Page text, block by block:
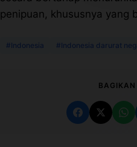
penipuan, khususnya yang
#Indonesia #Indonesia darurat
BAGIKAN